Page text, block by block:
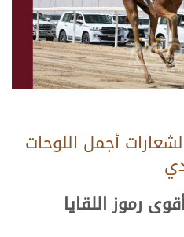
أجمل اللوحات
رموز اللقايا